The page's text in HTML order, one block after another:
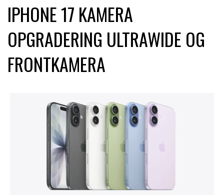
IPHONE 17 KAMERA
OPGRADERING ULTRAWIDE OG
FRONTKAMERA